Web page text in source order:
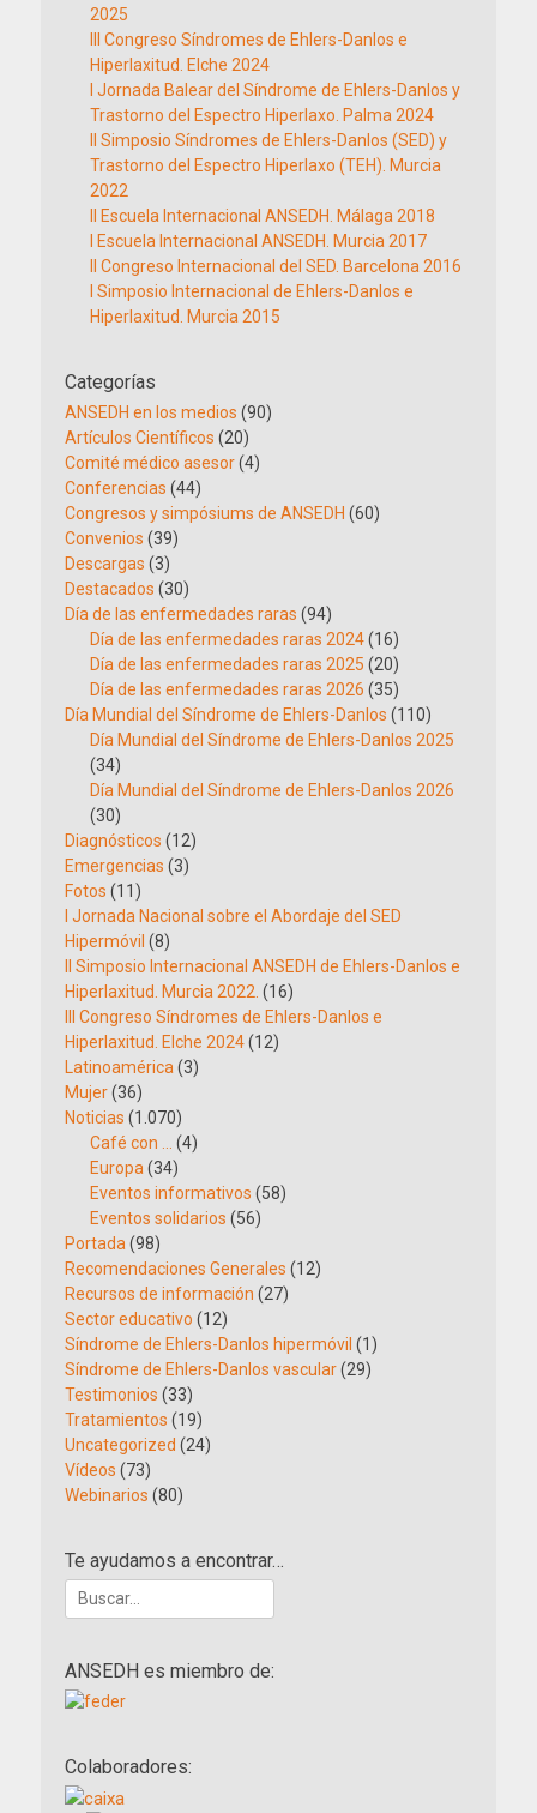
2025
III Congreso Síndromes de Ehlers-Danlos e
Hiperlaxitud. Elche 2024
I Jornada Balear del Síndrome de Ehlers-Danlos y
Trastorno del Espectro Hiperlaxo. Palma 2024
II Simposio Síndromes de Ehlers-Danlos (SED) y
Trastorno del Espectro Hiperlaxo (TEH). Murcia
2022
II Escuela Internacional ANSEDH. Málaga 2018
I Escuela Internacional ANSEDH. Murcia 2017
II Congreso Internacional del SED. Barcelona 2016
I Simposio Internacional de Ehlers-Danlos e
Hiperlaxitud. Murcia 2015
Categorías
ANSEDH en los medios (90)
Artículos Científicos (20)
Comité médico asesor(4)
Conferencias (44)
Congresos y simpósiums de ANSEDH (60)
Convenios (39)
Descargas (3)
Destacados (30)
Día de las enfermedades raras (94)
Día de las enfermedades raras 2024(16)
Día de las enfermedades raras 2025 (20)
Día de las enfermedades raras 2026 (35)
Día Mundial del Síndrome de Ehlers-Danlos (110)
Día Mundial del Síndrome de Ehlers-Danlos 2025
(34)
Día Mundial del Síndrome de Ehlers-Danlos 2026
(30)
Diagnósticos (12)
Emergencias (3)
Fotos (11)
I Jornada Nacional sobre el Abordaje del SED
Hipermóvil (8)
II Simposio Internacional ANSEDH de Ehlers-Danlos e
Hiperlaxitud. Murcia 2022. (16)
III Congreso Síndromes de Ehlers-Danlos e
Hiperlaxitud. Elche 2024(12)
Latinoamérica (3)
Mujer(36)
Noticias (1.070)
Café con …
(4)
Europa (34)
Eventos informativos (58)
Eventos solidarios (56)
Portada (98)
Recomendaciones Generales (12)
Recursos de información (27)
Sector educativo (12)
Síndrome de Ehlers-Danlos hipermóvil (1)
Síndrome de Ehlers-Danlos vascular(29)
Testimonios (33)
Tratamientos (19)
Uncategorized (24)
Vídeos (73)
Webinarios (80)
Te ayudamos a encontrar…
Buscar:
ANSEDH es miembro de:
Colaboradores: